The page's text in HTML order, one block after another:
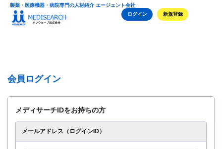
製薬・医療機器・病院専門の人材紹介 エージェント会社
ログイン
新規登録
会員ログイン
メディサーチIDをお持ちの方
メールアドレス（ログインID）